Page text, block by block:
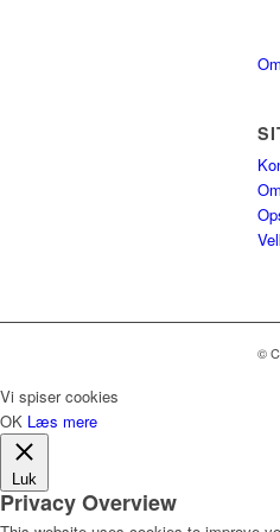
©
Vi spiser cookies
OK Læs mere
Luk
Privacy Overview